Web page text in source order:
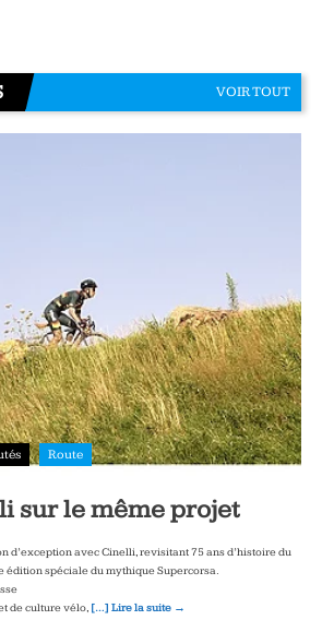
VOIR TOUT
Route
sur le même projet
d’exception avec Cinelli, revisitant 75 ans d’histoire du
édition spéciale du mythique Supercorsa.
de culture vélo, […] Lire la suite →